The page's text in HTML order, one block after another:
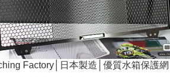
Factory│日本製造│優質水箱保護網